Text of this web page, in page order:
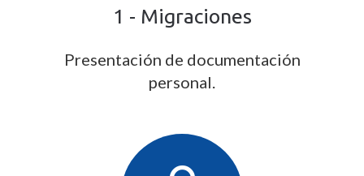
1 - Migraciones
Presentación de documentación
personal.